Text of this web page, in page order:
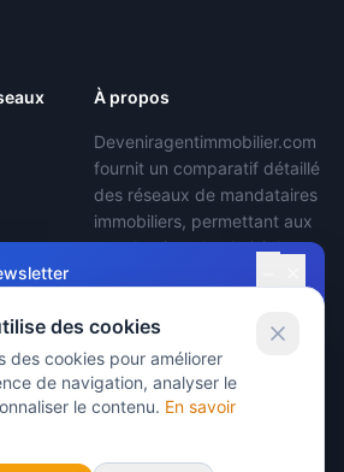
À propos
Deveniragentimmobilier.com
fournit un comparatif détaillé
des réseaux de mandataires
immobiliers, permettant aux
mandataires de choisir le
Devenir Agent
Nous contacter
informé !
nos conseils et actualités sur le
de mandataire immobilier.
des cookies
des cookies pour améliorer
de navigation, analyser le
le contenu. En savoir